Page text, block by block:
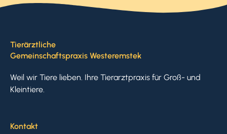
Tierärztliche
Gemeinschaftspraxis Westeremstek
Weil wir Tiere lieben. Ihre Tierarztpraxis für Groß- und
Kleintiere.
Kontakt